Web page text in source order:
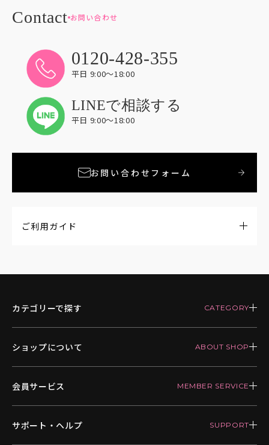
お問い合わせ
0120-428-355
平日 9:00〜18:00
LINEで相談する
平日 9:00〜18:00
お問い合わせフォーム
ご利用ガイド
カテゴリーで探す
ショップについて
会員サービス
サポート・ヘルプ